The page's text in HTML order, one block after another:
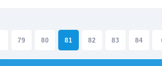
79 80 81 82 83 84